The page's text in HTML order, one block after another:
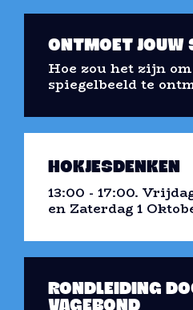
ONTMOET JOUW
Hoe zou het zijn
spiegelbeeld te
HOKJESDENKEN
13:00 - 17:00.
en Zaterdag 1
RONDLEIDING
VAGEBOND